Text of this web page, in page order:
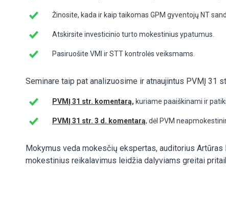
Žinosite, kada ir kaip taikomas GPM gyventojų NT
Atskirsite investicinio turto mokestinius ypatumus.
Pasiruošite VMI ir STT kontrolės veiksmams.
Seminare taip pat analizuosime ir atnaujintus PVMĮ 31
PVMĮ 31 str. komentarą, kuriame paaiškinami ir
PVMĮ 31 str. 3 d. komentarą, dėl PVM
Mokymus veda mokesčių ekspertas, auditorius
mokestinius reikalavimus leidžia dalyviams greitai